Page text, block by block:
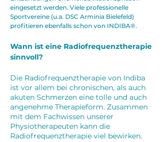
eingesetzt werden. Viele professionelle
Sportvereine (u.a. DSC Arminia Bielefeld)
profitieren ebenfalls schon von INDIBA®.
Wann ist eine Radiofrequenztherapie
sinnvoll?
Die Radiofrequenztherapie von Indiba
ist vor allem bei chronischen, als auch
akuten Schmerzen eine tolle und auch
angenehme Therapieform. Zusammen
mit dem Fachwissen unserer
Physiotherapeuten kann die
Radiofrequenztherapie viel bewirken.